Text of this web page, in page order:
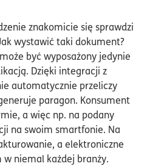
znakomicie się sprawdzi
wystawić taki dokument?
być wyposażony jedynie
Dzięki integracji z
automatycznie przeliczy
paragon. Konsument
a więc np. na podany
na swoim smartfonie. Na
a elektroniczne
niemal każdej branży.